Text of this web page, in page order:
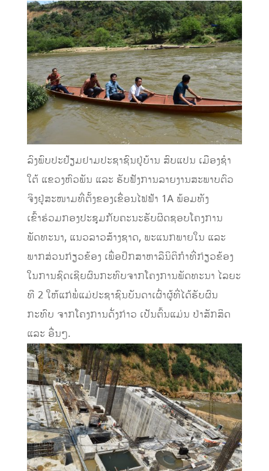
ລົງພົບປະຢ້ຽມຢາມປະຊາຊົນຢູ່ບ້ານ ສົບແປນ ເມືອງຊຳ
ໃຕ້ ແຂວງຫົວພັນ ແລະ ຮັບຟັງການລາຍງານສະພາບຕົວ
ຈິງຢູ່ສະໜາມທີ່ຕັ້ງຂອງເຂື່ອນໄຟຟ້າ 1A ພ້ອມທັງ
ເຂົ້າຮ່ວມກອງປະຊຸມກັບຄະນະຮັບຜິດຊອບໂຄງການ
ພັດທະນາ, ແນວລາວສ້າງຊາດ, ພະແນກພາຍໃນ ແລະ
ພາກສ່ວນກ່ຽວຂ້ອງ ເພື່ອປຶກສາຫາລືນິຕິກຳທີ່ກ່ຽວຂ້ອງ
ໃນການຊົດເຊີຍຜົນກະທົບຈາກໂຄງການພັດທະນາ ໄລຍະ
ທີ 2 ໃຫ້ແກ່ພໍ່ແມ່ປະຊາຊົນບັນດາເຜົ່າຜູ້ທີ່ໄດ້ຮັບຜົນ
ກະທົບ ຈາກໂຄງການດັ່ງກ່າວ ເປັນຕົ້ນແມ່ນ ປ່າສັກສິດ
ແລະ ອື່ນໆ.